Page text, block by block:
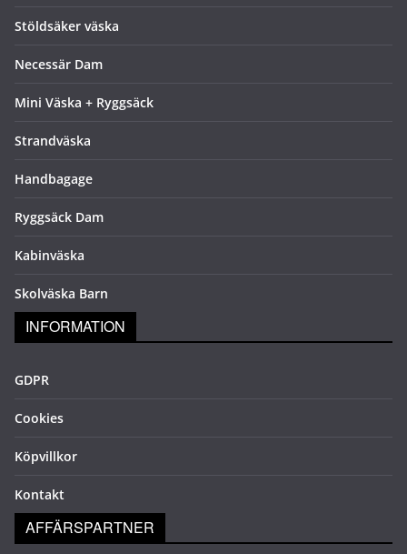
Stöldsäker väska
Necessär Dam
Mini Väska + Ryggsäck
Strandväska
Handbagage
Ryggsäck Dam
Kabinväska
Skolväska Barn
INFORMATION
GDPR
Cookies
Köpvillkor
Kontakt
AFFÄRSPARTNER